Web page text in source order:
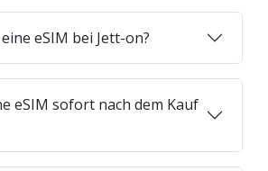
eSIM bei Jett-on?
eSIM sofort nach dem Kauf